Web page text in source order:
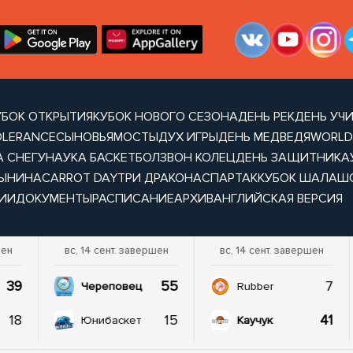
ОТКРЫТИЯКУБОК НОВОГО СЕЗОНАДЕНЬ РЕКДЕНЬ
СЫНОВЬЯМОСТЫДУХ ИГРЫДЕНЬ МЕДВЕДЯ
СНЕГУНАУКА БАСКЕТБОЛЗВОН КОЛЕЦДЕНЬ ЗАЩИТНИКА
CARROT DAYТРИ ДРАКОНАСПАРТАККУБОК
ДОКУМЕНТЫРАСПИСАНИЕАРХИВАНГЛИЙСКАЯ ВЕРСИЯ
39
18
вс, 14 сент. завершен
Череповец 55
Юнибаскет 15
вс, 14 сент. завершен
Rubber 7
Каучук 41